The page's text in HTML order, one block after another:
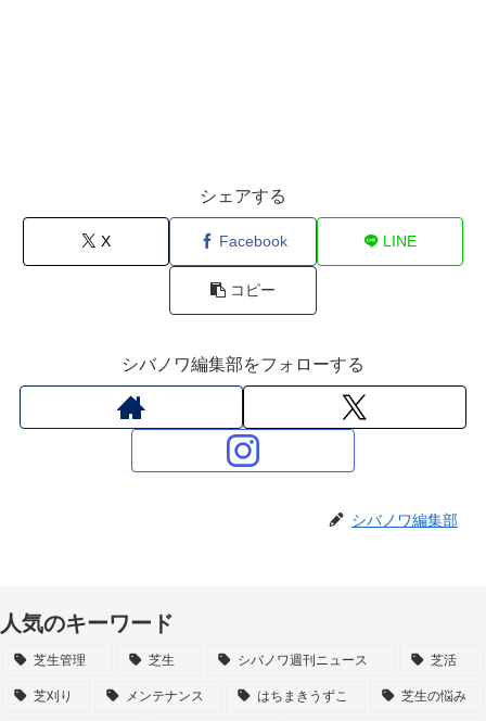
シェアする
X Facebook LINE
コピー
シバノワ編集部をフォローする
シバノワ編集部
人気のキーワード
芝生管理 芝生 シバノワ週刊ニュース 芝活
芝刈り メンテナンス はちまきうずこ 芝生の悩み